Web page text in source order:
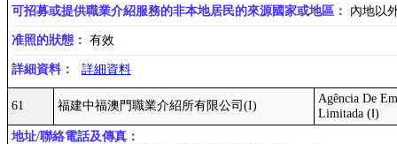
可招募或提供職業介紹服務的非本地居民的來源國家或地區： 內地以
准照的狀態： 有效
詳細資料： 詳細資料
61 福建中福澳門職業介紹所有限公司(I)
Agência De
Limitada (Ⅰ)
地址/聯絡電話及傳真：